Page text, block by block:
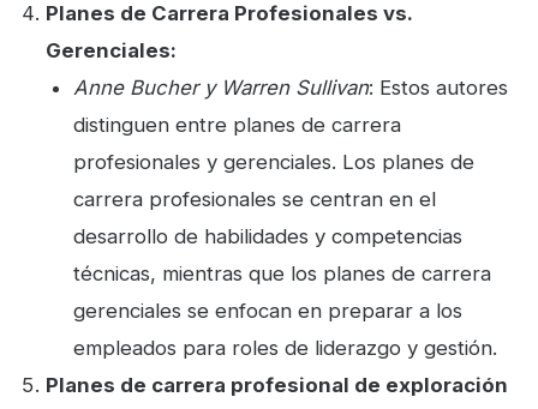
Planes de Carrera Profesionales vs.
Gerenciales:
Anne Bucher y Warren Sullivan: Estos autores
distinguen entre planes de carrera
profesionales y gerenciales. Los planes de
carrera profesionales se centran en el
desarrollo de habilidades y competencias
técnicas, mientras que los planes de carrera
gerenciales se enfocan en preparar a los
empleados para roles de liderazgo y gestión.
Planes de carrera profesional de exploración